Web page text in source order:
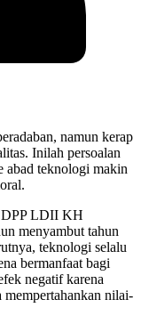
namun kerap
Inilah persoalan
abad teknologi makin
DPP LDII KH
menyambut tahun
teknologi selalu
bermanfaat bagi
negatif karena
mempertahankan nilai-